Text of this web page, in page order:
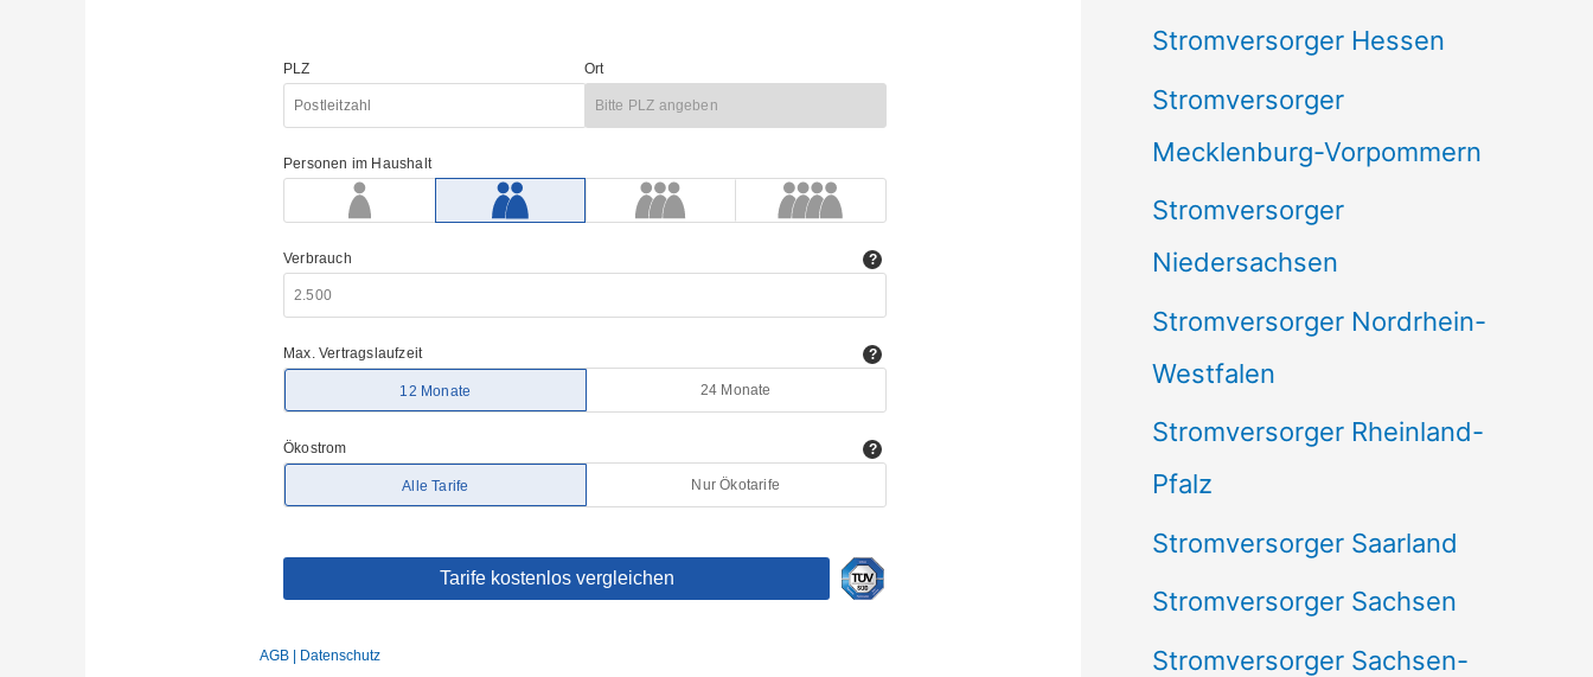
Stromversorger Hessen
Stromversorger
Mecklenburg-Vorpommern
Stromversorger
Niedersachsen
Stromversorger Nordrhein-
Westfalen
Stromversorger Rheinland-
Pfalz
Stromversorger Saarland
Stromversorger Sachsen
Stromversorger Sachsen-